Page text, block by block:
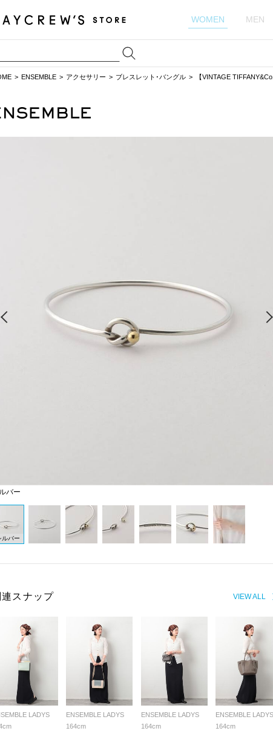
WOMEN MEN
ENSEMBLE アクセサリー ブレスレット･バングル 【VINTAGE
バー
ルバー
VIEW ALL
連スナップ
LADYS
ENSEMBLE LADYS
164cm
ENSEMBLE LADYS
164cm
ENSEMBLE LADYS
164cm